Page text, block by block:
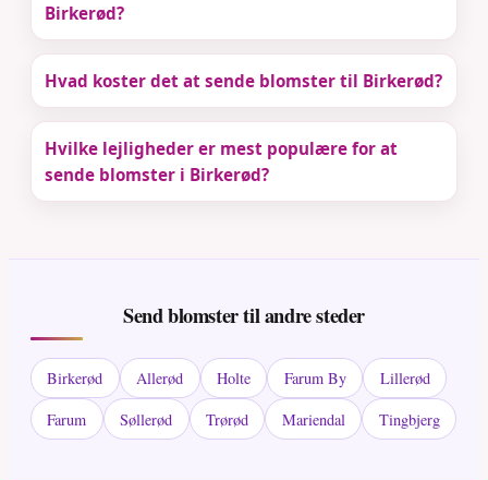
Birkerød?
Hvad koster det at sende blomster til Birkerød?
Hvilke lejligheder er mest populære for at
sende blomster i Birkerød?
Send blomster til andre steder
Birkerød Allerød Holte Farum By
Lillerød
Farum
Søllerød Trørød Mariendal Tingbjerg